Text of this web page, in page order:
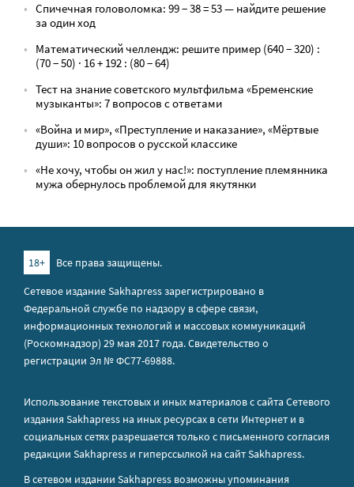
Спичечная головоломка: 99 − 38 = 53 — найдите решение
за один ход
Математический челлендж: решите пример (640 − 320) :
(70 − 50) · 16 + 192 : (80 − 64)
Тест на знание советского мультфильма «Бременские
музыканты»: 7 вопросов с ответами
«Война и мир», «Преступление и наказание», «Мёртвые
души»: 10 вопросов о русской классике
«Не хочу, чтобы он жил у нас!»: поступление племянника
мужа обернулось проблемой для якутянки
18+
Все права защищены.
Сетевое издание Sakhapress зарегистрировано в
Федеральной службе по надзору в сфере связи,
информационных технологий и массовых коммуникаций
(Роскомнадзор) 29 мая 2017 года. Свидетельство о
регистрации Эл № ФС77-69888.
Использование текстовых и иных материалов с сайта Сетевого
издания Sakhapress на иных ресурсах в сети Интернет и в
социальных сетях разрешается только с письменного согласия
редакции Sakhapress и гиперссылкой на сайт Sakhapress.
В сетевом издании Sakhapress возможны упоминания